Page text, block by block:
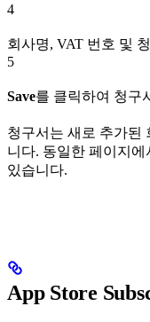
4
회사명, VAT 번호 및
5
Save를 클릭하여 청구
청구서는 새로 추가된
니다. 동일한 페이지
있습니다.
App Store